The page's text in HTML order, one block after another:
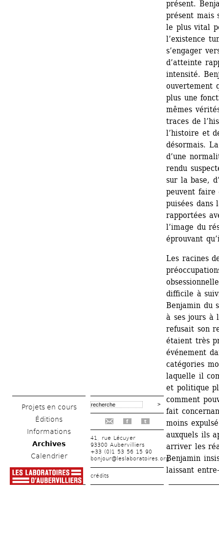
Projets en cours
Éditions
Informations
Archives
Calendrier
f t
41, rue Lécuyer
93300 Aubervilliers
+33 (0)1 53 56 15 90
bonjour@leslaboratoires.org
crédits
présent.
présent mais
le plus vital
l’existence
s’engager
d’atteinte
intensité.
ouvertement
plus une
mêmes
traces de
l’histoire et
désormais.
d’une
rendu
sur la base,
peuvent faire
puisées dans
rapportées
l’image du
éprouvant
Les racines
difficile à
Benjamin du
à ses jours à
refusait son
étaient très
événement
catégories
laquelle il
et politique
comment
fait
moins
auxquels ils
arriver les
Benjamin
laissant